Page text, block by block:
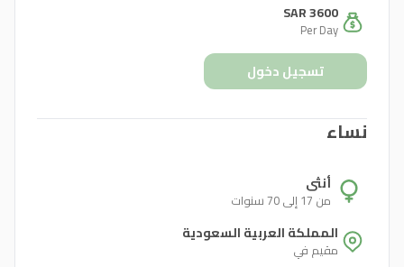
SAR 3600
Per Day
تسجيل دخول
نساء
أنثى
من 17 إلى 70 سنوات
المملكة العربية السعودية
مقيم في